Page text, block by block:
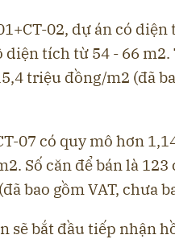
02, dự án có
diện tích từ 54 - 66
triệu đồng/m2 (đã
07 có quy mô hơn
Số căn để bán là 123
bao gồm VAT, chưa
sẽ bắt đầu tiếp nhận